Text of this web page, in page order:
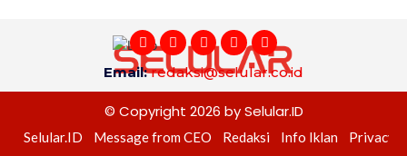
Email:redaksi@selular.co.id
© Copyright 2026 by Selular.ID
Selular.ID Message from CEO Redaksi Info Iklan Privacy